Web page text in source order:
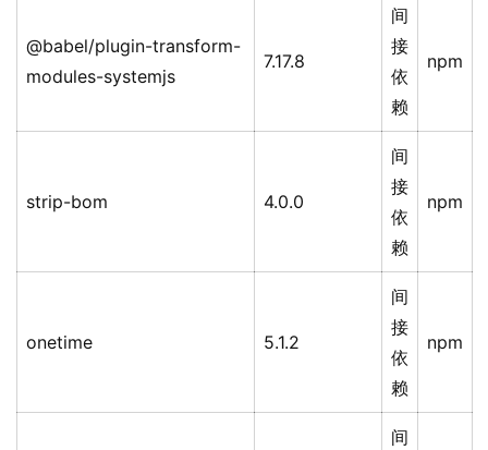
@babel/plugin-transform-
modules-systemjs
7.17.8
间
接
依
赖
npm
strip-bom 4.0.0
间
接
依
赖
npm
onetime 5.1.2
间
接
依
赖
npm
间